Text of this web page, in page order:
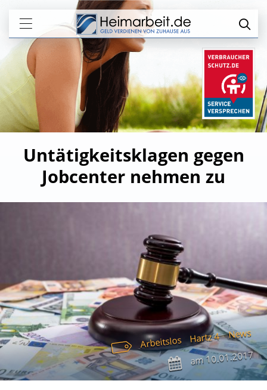
Untätigkeitsklagen gegen
Jobcenter nehmen zu
Arbeitslos Hartz 4 News
am10.01.2017